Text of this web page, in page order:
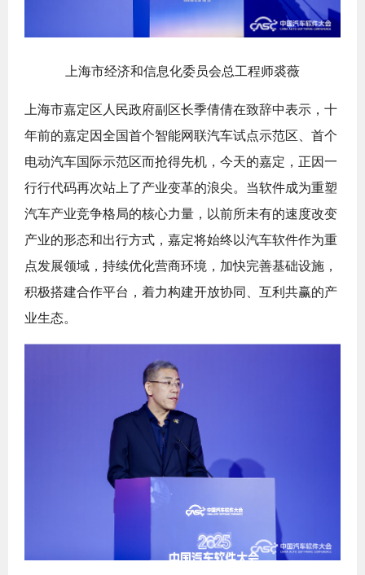
上海市经济和信息化委员会总工程师裘薇
上海市嘉定区人民政府副区长季倩倩在致辞中表示，十
年前的嘉定因全国首个智能网联汽车试点示范区、首个
电动汽车国际示范区而抢得先机，今天的嘉定，正因一
行行代码再次站上了产业变革的浪尖。当软件成为重塑
汽车产业竞争格局的核心力量，以前所未有的速度改变
产业的形态和出行方式，嘉定将始终以汽车软件作为重
点发展领域，持续优化营商环境，加快完善基础设施，
积极搭建合作平台，着力构建开放协同、互利共赢的产
业生态。